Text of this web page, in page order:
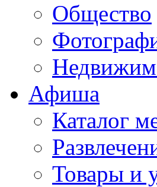
Общество
Афиша
Каталог
Товары и